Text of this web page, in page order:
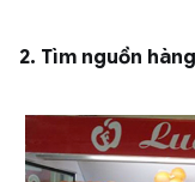
2. Tìm nguồn